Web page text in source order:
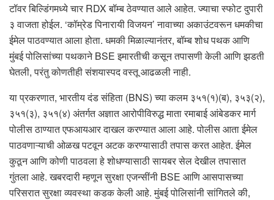
टॉवर बिल्डिंगमध्ये चार RDX बॉम्ब ठेवण्यात आले आहेत. ज्याचा स्फोट दुपारी
३ वाजता होईल. ‘कॉम्रेड पिनारायी विजयन’ नावाच्या अकाउंटवरून धमकीचा
ईमेल पाठवण्यात आला होता. धमकी मिळाल्यानंतर, बॉम्ब शोध पथक आणि
मुंबई पोलिसांच्या पथकाने BSE इमारतीची कसून तपासणी केली आणि झडती
घेतली, परंतु कोणतीही संशयास्पद वस्तू आढळली नाही.
या प्रकरणात, भारतीय दंड संहिता (BNS) च्या कलम ३५१(१)(ब), ३५३(२),
३५१(३), ३५१(४) अंतर्गत अज्ञात आरोपीविरुद्ध माता रमाबाई आंबेडकर मार्ग
पोलीस ठाण्यात एफआयआर दाखल करण्यात आला आहे. पोलीस आता ईमेल
पाठवणाऱ्याची ओळख पटवून अटक करण्यासाठी तपास करत आहेत. ईमेल
कुठून आणि कोणी पाठवला हे शोधण्यासाठी सायबर सेल देखील तपासात
गुंतला आहे. खबरदारी म्हणून सुरक्षा एजन्सींनी BSE आणि आसपासच्या
परिसरात सुरक्षा व्यवस्था कडक केली आहे. मुंबई पोलिसांनी सांगितले की,